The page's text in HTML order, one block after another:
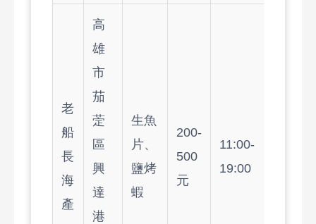
老
船
長
海
產
高
雄
市
茄
萣
區
興
達
港
生魚
片、
鹽烤
蝦
200-
500
元
11:00-
19:00